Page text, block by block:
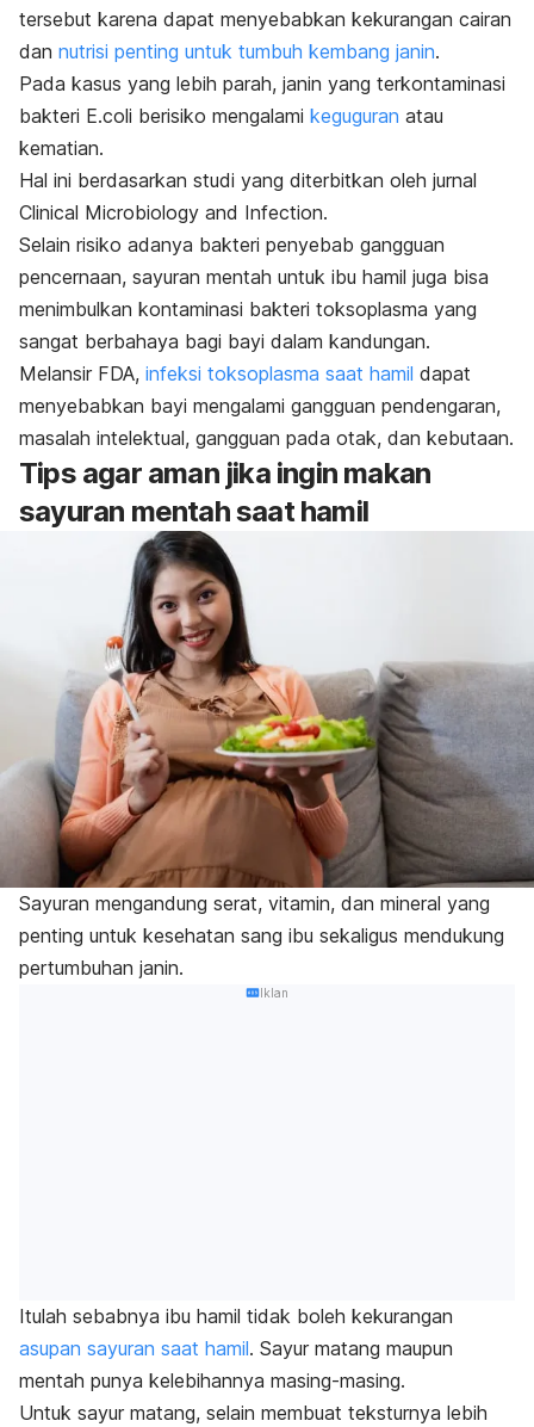
tersebut karena dapat menyebabkan kekurangan cairan
dan nutrisi penting untuk tumbuh kembang janin.
Pada kasus yang lebih parah, janin yang terkontaminasi
bakteri E.coli berisiko mengalami keguguran atau
kematian.
Hal ini berdasarkan studi yang diterbitkan oleh jurnal
Clinical Microbiology and Infection.
Selain risiko adanya bakteri penyebab gangguan
pencernaan, sayuran mentah untuk ibu hamil juga bisa
menimbulkan kontaminasi bakteri toksoplasma yang
sangat berbahaya bagi bayi dalam kandungan.
Melansir FDA, infeksi toksoplasma saat hamil dapat
menyebabkan bayi mengalami gangguan pendengaran,
masalah intelektual, gangguan pada otak, dan kebutaan.
Tips agar aman jika ingin makan
sayuran mentah saat hamil
Sayuran mengandung serat, vitamin, dan mineral yang
penting untuk kesehatan sang ibu sekaligus mendukung
pertumbuhan janin.
Iklan
Itulah sebabnya ibu hamil tidak boleh kekurangan
asupan sayuran saat hamil. Sayur matang maupun
mentah punya kelebihannya masing-masing.
Untuk sayur matang, selain membuat teksturnya lebih